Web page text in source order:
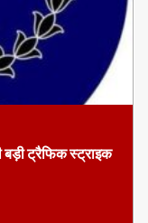
ट्रैफिक स्ट्राइक